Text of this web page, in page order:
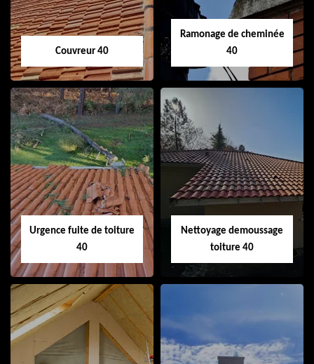
Couvreur 40
Couvreur 40
Ramonage de cheminée
40
Ramonage de
cheminée 40
Urgence fuite de toiture
40
Urgence fuite de
Nettoyage demoussage
toiture 40
Nettoyage